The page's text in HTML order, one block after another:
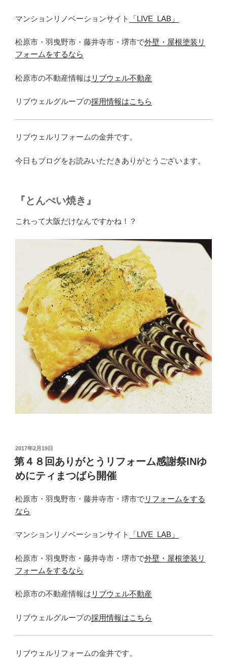
マンションリノベーションサイト 「LIVE_LAB」
松原市・羽曳野市・藤井寺市・堺市で外壁・屋根塗装リ
フォームをするなら
松原市の不動産情報は リブウェル不動産
リブウェルグループの採用情報はこちら
リブウェルリフォームの金井です。
今日もブログをお読みいただきありがとうございます。
『とんぺい焼き』
これって大阪だけなんですかね！？
投
稿
日:
2017年2月19日
第４８回ありがとうリフォーム感謝祭INゆ
めにティまつばら開催
松原市・羽曳野市・藤井寺市・堺市でリフォームをする
なら
マンションリノベーションサイト 「LIVE_LAB」
松原市・羽曳野市・藤井寺市・堺市で外壁・屋根塗装リ
フォームをするなら
松原市の不動産情報は リブウェル不動産
リブウェルグループの採用情報はこちら
リブウェルリフォームの金井です。